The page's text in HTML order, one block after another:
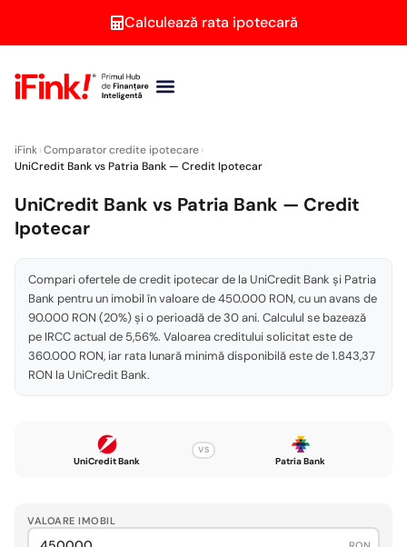
Calculează rata ipotecară
iFink›Comparator credite ipotecare›
UniCredit Bank vs Patria Bank — Credit Ipotecar
UniCredit Bank vs Patria Bank — Credit
Ipotecar
Compari ofertele de credit ipotecar de la UniCredit Bank și Patria
Bank pentru un imobil în valoare de 450.000 RON, cu un avans de
90.000 RON (20%) și o perioadă de 30 ani. Calculul se bazează
pe IRCC actual de 5,56%. Valoarea creditului solicitat este de
360.000 RON, iar rata lunară minimă disponibilă este de 1.843,37
RON la UniCredit Bank.
UniCredit Bank
VS
Patria Bank
VALOARE IMOBIL